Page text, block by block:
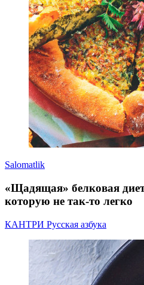
Salomatlik
«Щадящая» белковая
которую не так-то легко
КАНТРИ Русская азбука